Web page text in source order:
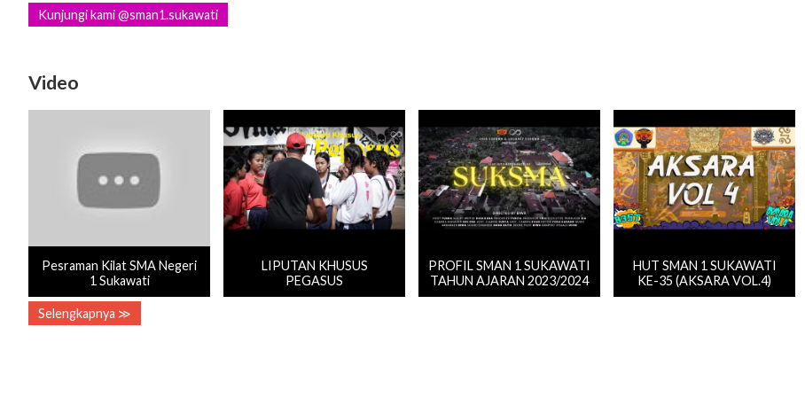
Kunjungi kami @sman1.sukawati
Video
Pesraman Kilat SMA Negeri
1 Sukawati
LIPUTAN KHUSUS
PEGASUS
PROFIL SMAN 1 SUKAWATI
TAHUN AJARAN 2023/2024
HUT SMAN 1 SUKAWATI
KE-35 (AKSARA VOL.4)
Selengkapnya ≫